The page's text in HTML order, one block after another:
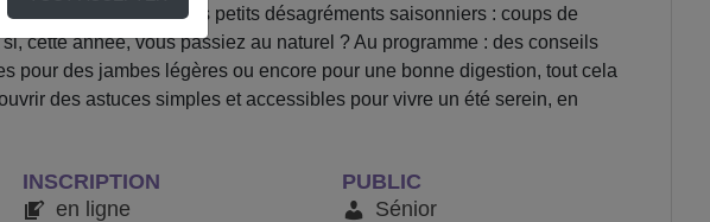
viennent aussi les petits désagréments saisonniers : coups de
cette année, vous passiez au naturel ? Au programme : des conseils
pour des jambes légères ou encore pour une bonne digestion, tout cela
des astuces simples et accessibles pour vivre un été serein, en
INSCRIPTION
en ligne
PUBLIC
Sénior